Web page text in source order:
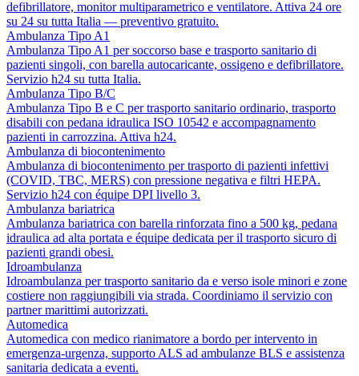
defibrillatore, monitor multiparametrico e ventilatore. Attiva 24 ore
su 24 su tutta Italia — preventivo gratuito.
Ambulanza Tipo A1
Ambulanza Tipo A1 per soccorso base e trasporto sanitario di
pazienti singoli, con barella autocaricante, ossigeno e defibrillatore.
Servizio h24 su tutta Italia.
Ambulanza Tipo B/C
Ambulanza Tipo B e C per trasporto sanitario ordinario, trasporto
disabili con pedana idraulica ISO 10542 e accompagnamento
pazienti in carrozzina. Attiva h24.
Ambulanza di biocontenimento
Ambulanza di biocontenimento per trasporto di pazienti infettivi
(COVID, TBC, MERS) con pressione negativa e filtri HEPA.
Servizio h24 con équipe DPI livello 3.
Ambulanza bariatrica
Ambulanza bariatrica con barella rinforzata fino a 500 kg, pedana
idraulica ad alta portata e équipe dedicata per il trasporto sicuro di
pazienti grandi obesi.
Idroambulanza
Idroambulanza per trasporto sanitario da e verso isole minori e zone
costiere non raggiungibili via strada. Coordiniamo il servizio con
partner marittimi autorizzati.
Automedica
Automedica con medico rianimatore a bordo per intervento in
emergenza-urgenza, supporto ALS ad ambulanze BLS e assistenza
sanitaria dedicata a eventi.